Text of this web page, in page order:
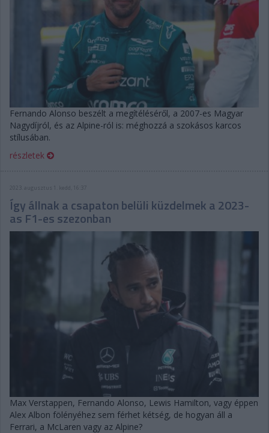
Fernando Alonso beszélt a megítéléséről, a 2007-es Magyar
Nagydíjról, és az Alpine-ról is: méghozzá a szokásos karcos
stílusában.
részletek
2023. augusztus 1. kedd, 16:37
Így állnak a csapaton belüli küzdelmek a 2023-
as F1-es szezonban
Max Verstappen, Fernando Alonso, Lewis Hamilton, vagy éppen
Alex Albon fölényéhez sem férhet kétség, de hogyan áll a
Ferrari, a McLaren vagy az Alpine?